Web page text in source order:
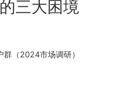
三大困境
（2024市场调研）